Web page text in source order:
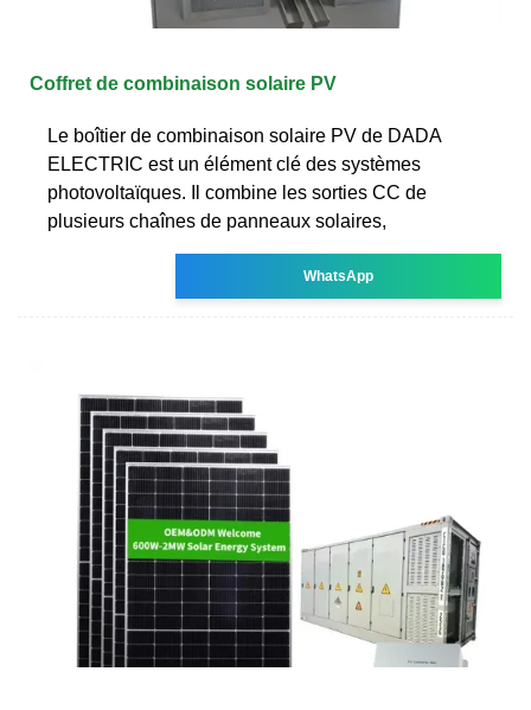
Coffret de combinaison solaire PV
Le boîtier de combinaison solaire PV de DADA
ELECTRIC est un élément clé des systèmes
photovoltaïques. Il combine les sorties CC de
plusieurs chaînes de panneaux solaires,
WhatsApp